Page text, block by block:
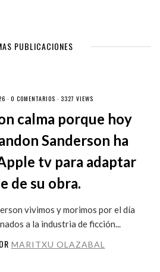
PUBLICACIONES
· 0 COMENTARIOS · 3327 VIEWS
calma porque hoy
Sanderson ha
tv para adaptar
de su obra.
vivimos y morimos por el día
a la industria de ficción...
MARITXU OLAZABAL